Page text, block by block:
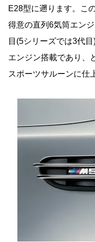
E28型に遡ります。こ
得意の直列6気筒エン
目(5シリーズでは3代
エンジン搭載であり、
スポーツサルーンに仕